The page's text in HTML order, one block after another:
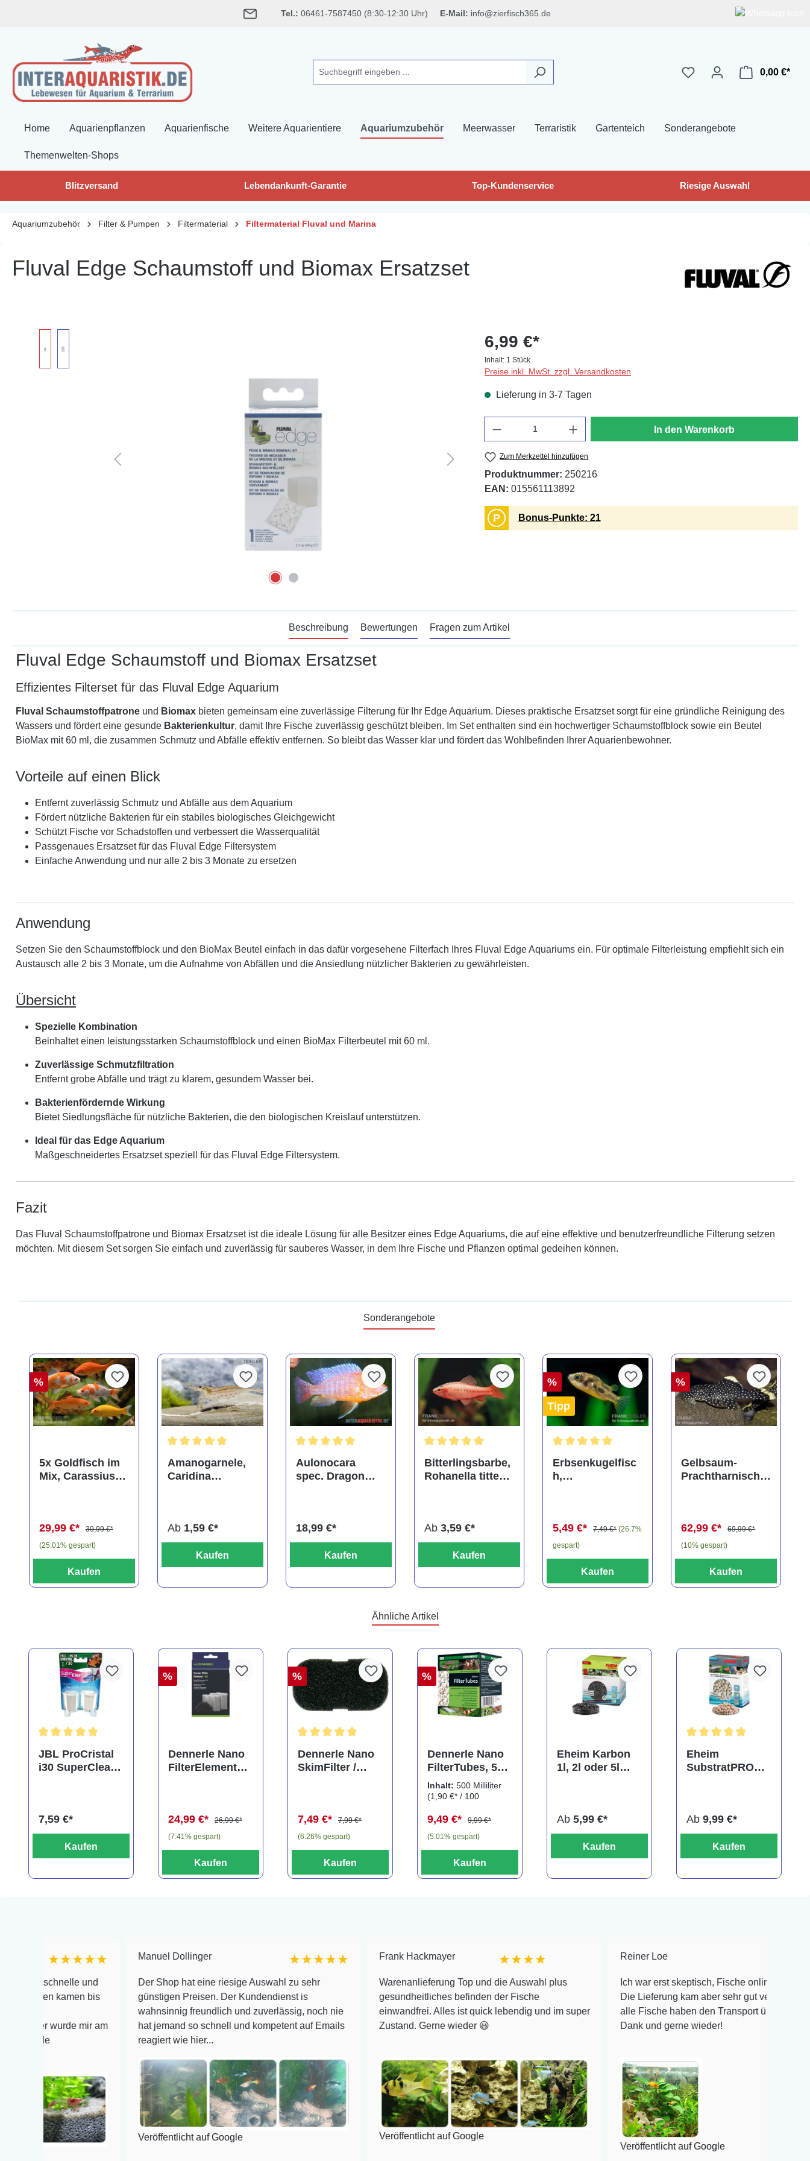
Tel.: 06461-7587450 (8:30-12:30 Uhr) E-Mail: info@zierfisch365.de
0,00 €*
Home Aquarienpflanzen Aquarienfische Weitere Aquarientiere Aquariumzubehör Meerwasser Terraristik Gartenteich Sonderangebote
Themenwelten-Shops
Blitzversand Lebendankunft-Garantie Top-Kundenservice Riesige Auswahl
Aquariumzubehör Filter & Pumpen Filtermaterial Filtermaterial Fluval und Marina
Fluval Edge Schaumstoff und Biomax Ersatzset
6,99 €*
Inhalt: 1 Stück
Preise inkl. MwSt. zzgl. Versandkosten
Lieferung in 3-7 Tagen
In den Warenkorb
Zum Merkzettel hinzufügen
Produktnummer: 250216
EAN: 015561113892
P Bonus-Punkte: 21
Beschreibung Bewertungen Fragen zum Artikel
Fluval Edge Schaumstoff und Biomax Ersatzset
Effizientes Filterset für das Fluval Edge Aquarium
Fluval Schaumstoffpatrone und Biomax bieten gemeinsam eine zuverlässige Filterung für Ihr Edge Aquarium. Dieses praktische Ersatzset sorgt für eine gründliche Reinigung des
Wassers und fördert eine gesunde Bakterienkultur, damit Ihre Fische zuverlässig geschützt bleiben. Im Set enthalten sind ein hochwertiger Schaumstoffblock sowie ein Beutel
BioMax mit 60 ml, die zusammen Schmutz und Abfälle effektiv entfernen. So bleibt das Wasser klar und fördert das Wohlbefinden Ihrer Aquarienbewohner.
Vorteile auf einen Blick
Entfernt zuverlässig Schmutz und Abfälle aus dem Aquarium
Fördert nützliche Bakterien für ein stabiles biologisches Gleichgewicht
Schützt Fische vor Schadstoffen und verbessert die Wasserqualität
Passgenaues Ersatzset für das Fluval Edge Filtersystem
Einfache Anwendung und nur alle 2 bis 3 Monate zu ersetzen
Anwendung
Setzen Sie den Schaumstoffblock und den BioMax Beutel einfach in das dafür vorgesehene Filterfach Ihres Fluval Edge Aquariums ein. Für optimale Filterleistung empfiehlt sich ein
Austausch alle 2 bis 3 Monate, um die Aufnahme von Abfällen und die Ansiedlung nützlicher Bakterien zu gewährleisten.
Übersicht
Spezielle Kombination
Beinhaltet einen leistungsstarken Schaumstoffblock und einen BioMax Filterbeutel mit 60 ml.
Zuverlässige Schmutzfiltration
Entfernt grobe Abfälle und trägt zu klarem, gesundem Wasser bei.
Bakterienfördernde Wirkung
Bietet Siedlungsfläche für nützliche Bakterien, die den biologischen Kreislauf unterstützen.
Ideal für das Edge Aquarium
Maßgeschneidertes Ersatzset speziell für das Fluval Edge Filtersystem.
Fazit
Das Fluval Schaumstoffpatrone und Biomax Ersatzset ist die ideale Lösung für alle Besitzer eines Edge Aquariums, die auf eine effektive und benutzerfreundliche Filterung setzen
möchten. Mit diesem Set sorgen Sie einfach und zuverlässig für sauberes Wasser, in dem Ihre Fische und Pflanzen optimal gedeihen können.
Sonderangebote
%
5x Goldfisch im
Mix, Carassius
29,99 €*
39,99 €*
(25.01% gespart)
Kaufen
Amanogarnele,
Caridina
Ab 1,59 €*
Kaufen
Aulonocara
spec. Dragon
18,99 €*
Kaufen
Bitterlingsbarbe,
Rohanella titteya,
Ab 3,59 €*
Kaufen
%
Tipp
Erbsenkugelfisc
h,
5,49 €*
7,49 €* (26.7%
gespart)
Kaufen
%
Gelbsaum-
Prachtharnischw
62,99 €*
69,99 €*
(10% gespart)
Kaufen
Ähnliche Artikel
JBL ProCristal
i30 SuperClear,
7,59 €*
Kaufen
%
Dennerle Nano
FilterElement
(2er-Pack)
24,99 €*
26,99 €*
(7.41% gespart)
Kaufen
%
Dennerle Nano
SkimFilter /
7,49 €*
7,99 €*
(6.26% gespart)
Kaufen
%
Dennerle Nano
FilterTubes, 500
ml, Filterringe
Inhalt: 500 Milliliter
(1,90 €* / 100
9,49 €*
9,99 €*
(5.01% gespart)
Kaufen
Eheim Karbon
1l, 2l oder 5l
Ab5,99 €*
Kaufen
Eheim
SubstratPRO
Ab9,99 €*
Kaufen
und
kamen bis
mir am
Manuel Dollinger ★★★★★
Der Shop hat eine riesige Auswahl zu sehr
günstigen Preisen. Der Kundendienst is
wahnsinnig freundlich und zuverlässig, noch nie
hat jemand so schnell und kompetent auf Emails
reagiert wie hier...
Veröffentlicht auf Google
Frank Hackmayer ★★★★
Warenanlieferung Top und die Auswahl plus
gesundheitliches befinden der Fische
einwandfrei. Alles ist quick lebendig und im super
Zustand. Gerne wieder 😃
Veröffentlicht auf Google
Ich war erst skeptisch, Fische online zu bestellen!
Die Lieferung kam aber sehr gut verpackt an und
alle Fische haben den Transport überlebt! Vielen
Dank und gerne wieder!
Veröffentlicht auf Google